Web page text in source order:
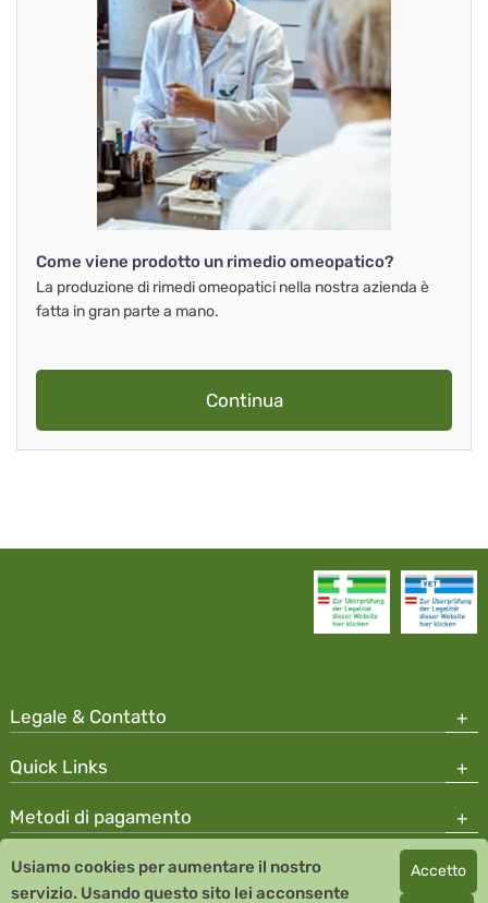
Come viene prodotto un rimedio omeopatico?
La produzione di rimedi omeopatici nella nostra azienda è
fatta in gran parte a mano.
Continua
Legale & Contatto
Quick Links
Metodi di pagamento
Copyright © 2026 Team Santé Salvator Apotheke
Usiamo cookies per aumentare il nostro
servizio. Usando questo sito lei acconsente
Accetto